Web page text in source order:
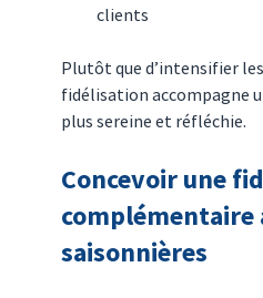
clients
Plutôt que d’intensifier
fidélisation accompagne
plus sereine et réfléchie.
Concevoir une
complémentaire
saisonnières